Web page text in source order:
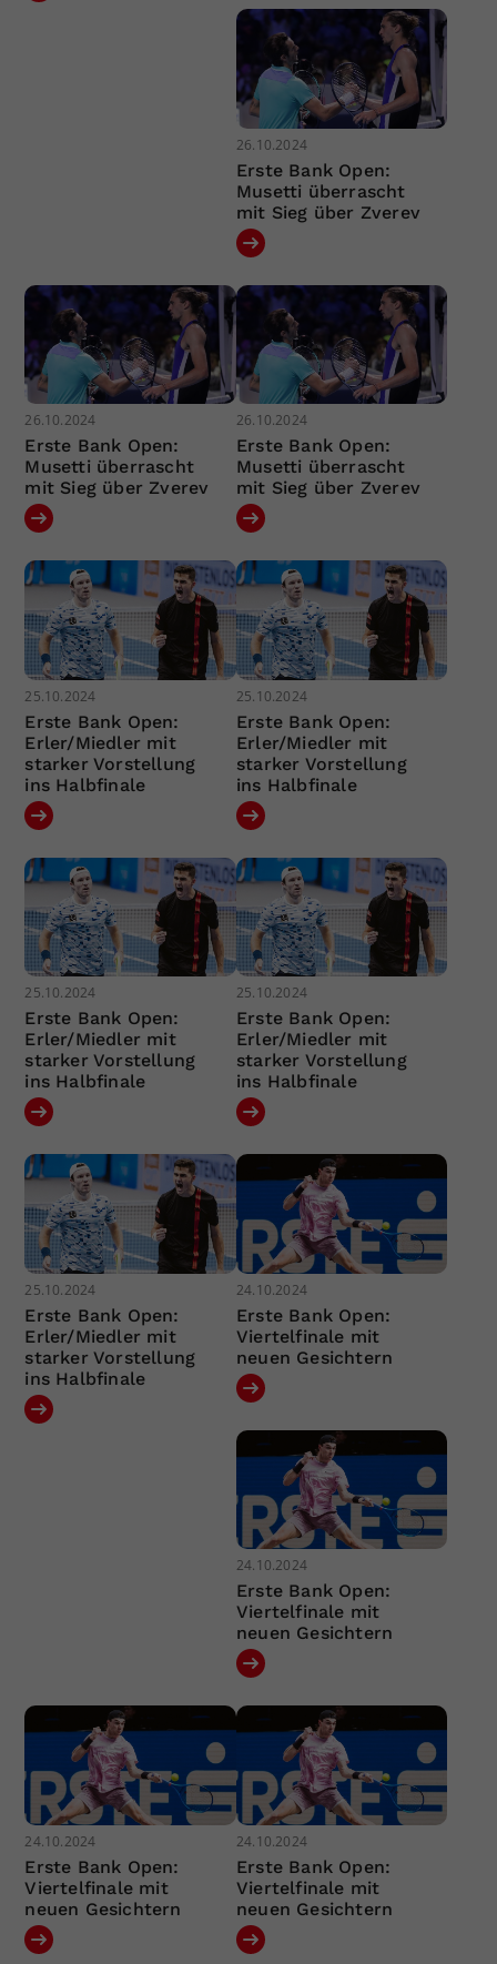
26.10.2024
Erste Bank Open:
Musetti überrascht
mit Sieg über Zverev
26.10.2024
Erste Bank Open:
Musetti überrascht
mit Sieg über Zverev
26.10.2024
Erste Bank Open:
Musetti überrascht
mit Sieg über Zverev
25.10.2024
Erste Bank Open:
Erler/Miedler mit
starker Vorstellung
ins Halbfinale
25.10.2024
Erste Bank Open:
Erler/Miedler mit
starker Vorstellung
ins Halbfinale
25.10.2024
Erste Bank Open:
Erler/Miedler mit
starker Vorstellung
ins Halbfinale
25.10.2024
Erste Bank Open:
Erler/Miedler mit
starker Vorstellung
ins Halbfinale
25.10.2024
Erste Bank Open:
Erler/Miedler mit
starker Vorstellung
ins Halbfinale
24.10.2024
Erste Bank Open:
Viertelfinale mit
neuen Gesichtern
24.10.2024
Erste Bank Open:
Viertelfinale mit
neuen Gesichtern
24.10.2024
Erste Bank Open:
Viertelfinale mit
neuen Gesichtern
24.10.2024
Erste Bank Open:
Viertelfinale mit
neuen Gesichtern